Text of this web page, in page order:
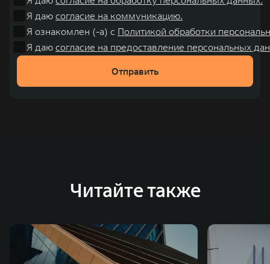
Я даю согласие на коммуникацию.
Я ознакомлен (-а) с Политикой обработки
Я даю согласие на предоставление персональных
Отправить
Читайте также